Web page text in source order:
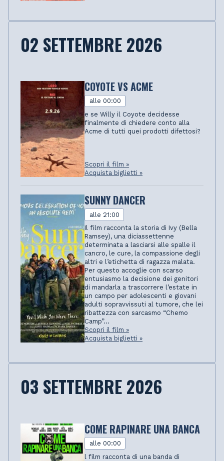
02 SETTEMBRE 2026
COYOTE VS ACME
alle 00:00
e se Willy il Coyote decidesse
finalmente di chiedere conto alla
Acme di tutti quei prodotti difettosi?
Scopri il film »
Acquista biglietti »
SUNNY DANCER
alle 21:00
Il film racconta la storia di Ivy (Bella
Ramsey), una diciassettenne
determinata a lasciarsi alle spalle il
cancro, le cure, la compassione degli
altri e l’etichetta di ragazza malata.
Per questo accoglie con scarso
entusiasmo la decisione dei genitori
di mandarla a trascorrere l’estate in
un campo per adolescenti e giovani
adulti sopravvissuti al tumore, che lei
ribattezza con sarcasmo “Chemo
Camp”...
Scopri il film »
Acquista biglietti »
03 SETTEMBRE 2026
COME RAPINARE UNA BANCA
alle 00:00
l film racconta di una banda di